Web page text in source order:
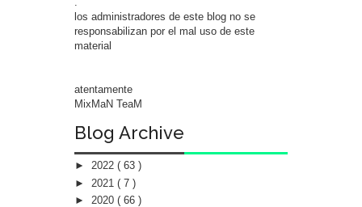
los administradores de este blog no se
responsabilizan por el mal uso de este
material
atentamente
MixMaN TeaM
Blog Archive
► 2022 ( 63 )
► 2021 ( 7 )
► 2020 ( 66 )